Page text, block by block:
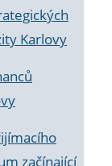
Karlovy
začínající